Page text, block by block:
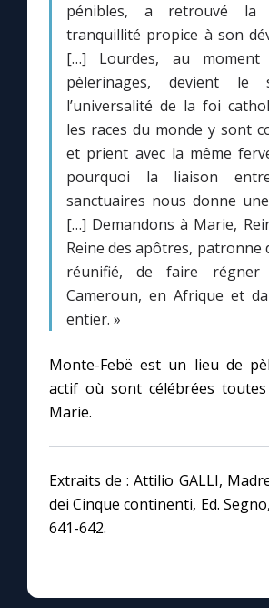
pénibles, a retrouvé
tranquillité propice à son
[…] Lourdes, au moment
pèlerinages, devient le
l’universalité de la foi
les races du monde y sont
et prient avec la même
pourquoi la liaison
sanctuaires nous donne
[…] Demandons à Marie,
Reine des apôtres, patronne
réunifié, de faire
Cameroun, en Afrique et
entier. »
Monte-Febë est un lieu de
actif où sont célébrées
Marie.
Extraits de : Attilio GALLI,
dei Cinque continenti, Ed.
641-642.